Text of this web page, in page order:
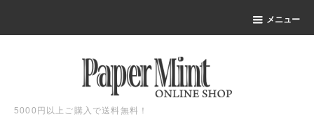
メニュー
5000円以上ご購入で送料無料！